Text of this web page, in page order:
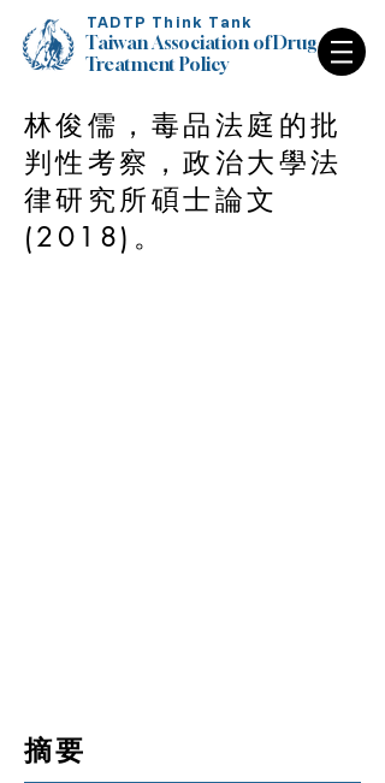
TADTP Think Tank
Taiwan Association of Drug
Treatment Policy
Taiwan Association of Drug
Treatment Policy
林俊儒，毒品法庭的批
判性考察，政治大學法
律研究所碩士論文
(2018)。
摘要